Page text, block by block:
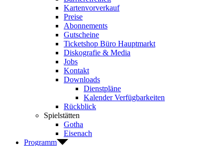
Kartenvorverkauf
Preise
Abonnements
Gutscheine
Ticketshop Büro Hauptmarkt
Diskografie & Media
Jobs
Kontakt
Downloads
Dienstpläne
Kalender Verfügbarkeiten
Rückblick
Spielstätten
Gotha
Eisenach
Programm